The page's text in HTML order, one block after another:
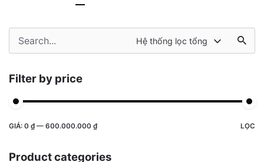
Search
for
Hệ thống lọc tổng
Filter by price
Giá
thiểu
Giá
đa
LỌC
GIÁ: 0 ₫— 600.000.000 ₫
Product categories